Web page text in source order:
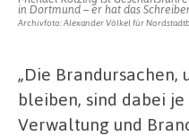
in Dortmund – er hat das
Archivfoto: Alexander Völkel für
„Die Brandursachen,
bleiben, sind dabei
Verwaltung und